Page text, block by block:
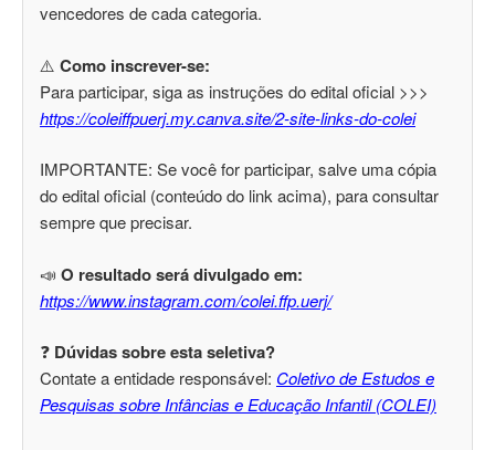
vencedores de cada categoria.
⚠️ Como inscrever-se:
Para participar, siga as instruções do edital oficial >>>
https://coleiffpuerj.my.canva.site/2-site-links-do-colei
IMPORTANTE: Se você for participar, salve uma cópia
do edital oficial (conteúdo do link acima), para consultar
sempre que precisar.
📣 O resultado será divulgado em:
https://www.instagram.com/colei.ffp.uerj/
❓ Dúvidas sobre esta seletiva?
Contate a entidade responsável: Coletivo de Estudos e
Pesquisas sobre Infâncias e Educação Infantil (COLEI)